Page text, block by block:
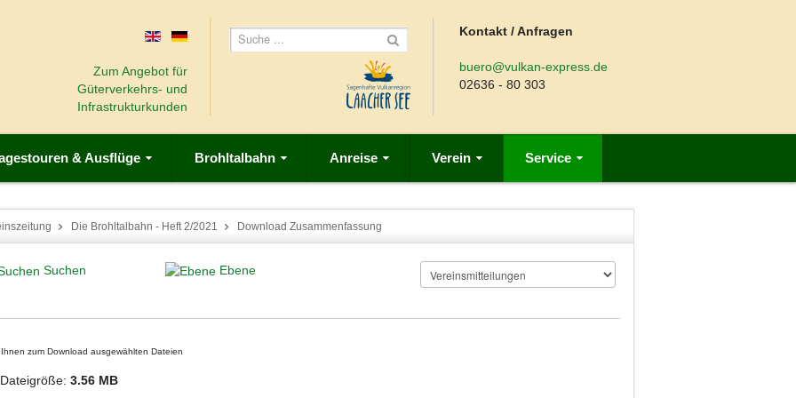
Zum Angebot für
Güterverkehrs- und
Infrastrukturkunden
Kontakt / Anfragen
buero@vulkan-express.de
02636 - 80 303
& Ausflüge Brohltalbahn Anreise Verein Service
Die Brohltalbahn - Heft 2/2021 Download Zusammenfassung
Suchen Ebene
zum Download ausgewählten Dateien
Dateigröße: 3.56 MB